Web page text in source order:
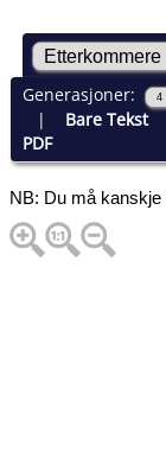
Generasjoner:
| Bare Tekst
PDF
NB: Du må kanskje